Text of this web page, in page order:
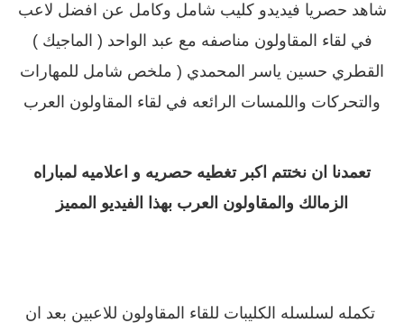
شاهد حصريا فيديدو كليب شامل وكامل عن افضل لاعب
في لقاء المقاولون مناصفه مع عبد الواحد ( الماجيك )
القطري حسين ياسر المحمدي ( ملخص شامل للمهارات
والتحركات واللمسات الرائعه في لقاء المقاولون العرب
تعمدنا ان نختتم اكبر تغطيه حصريه و اعلاميه لمباراه
الزمالك والمقاولون العرب بهذا الفيديو المميز
تكمله لسلسله الكليبات للقاء المقاولون للاعبين بعد ان